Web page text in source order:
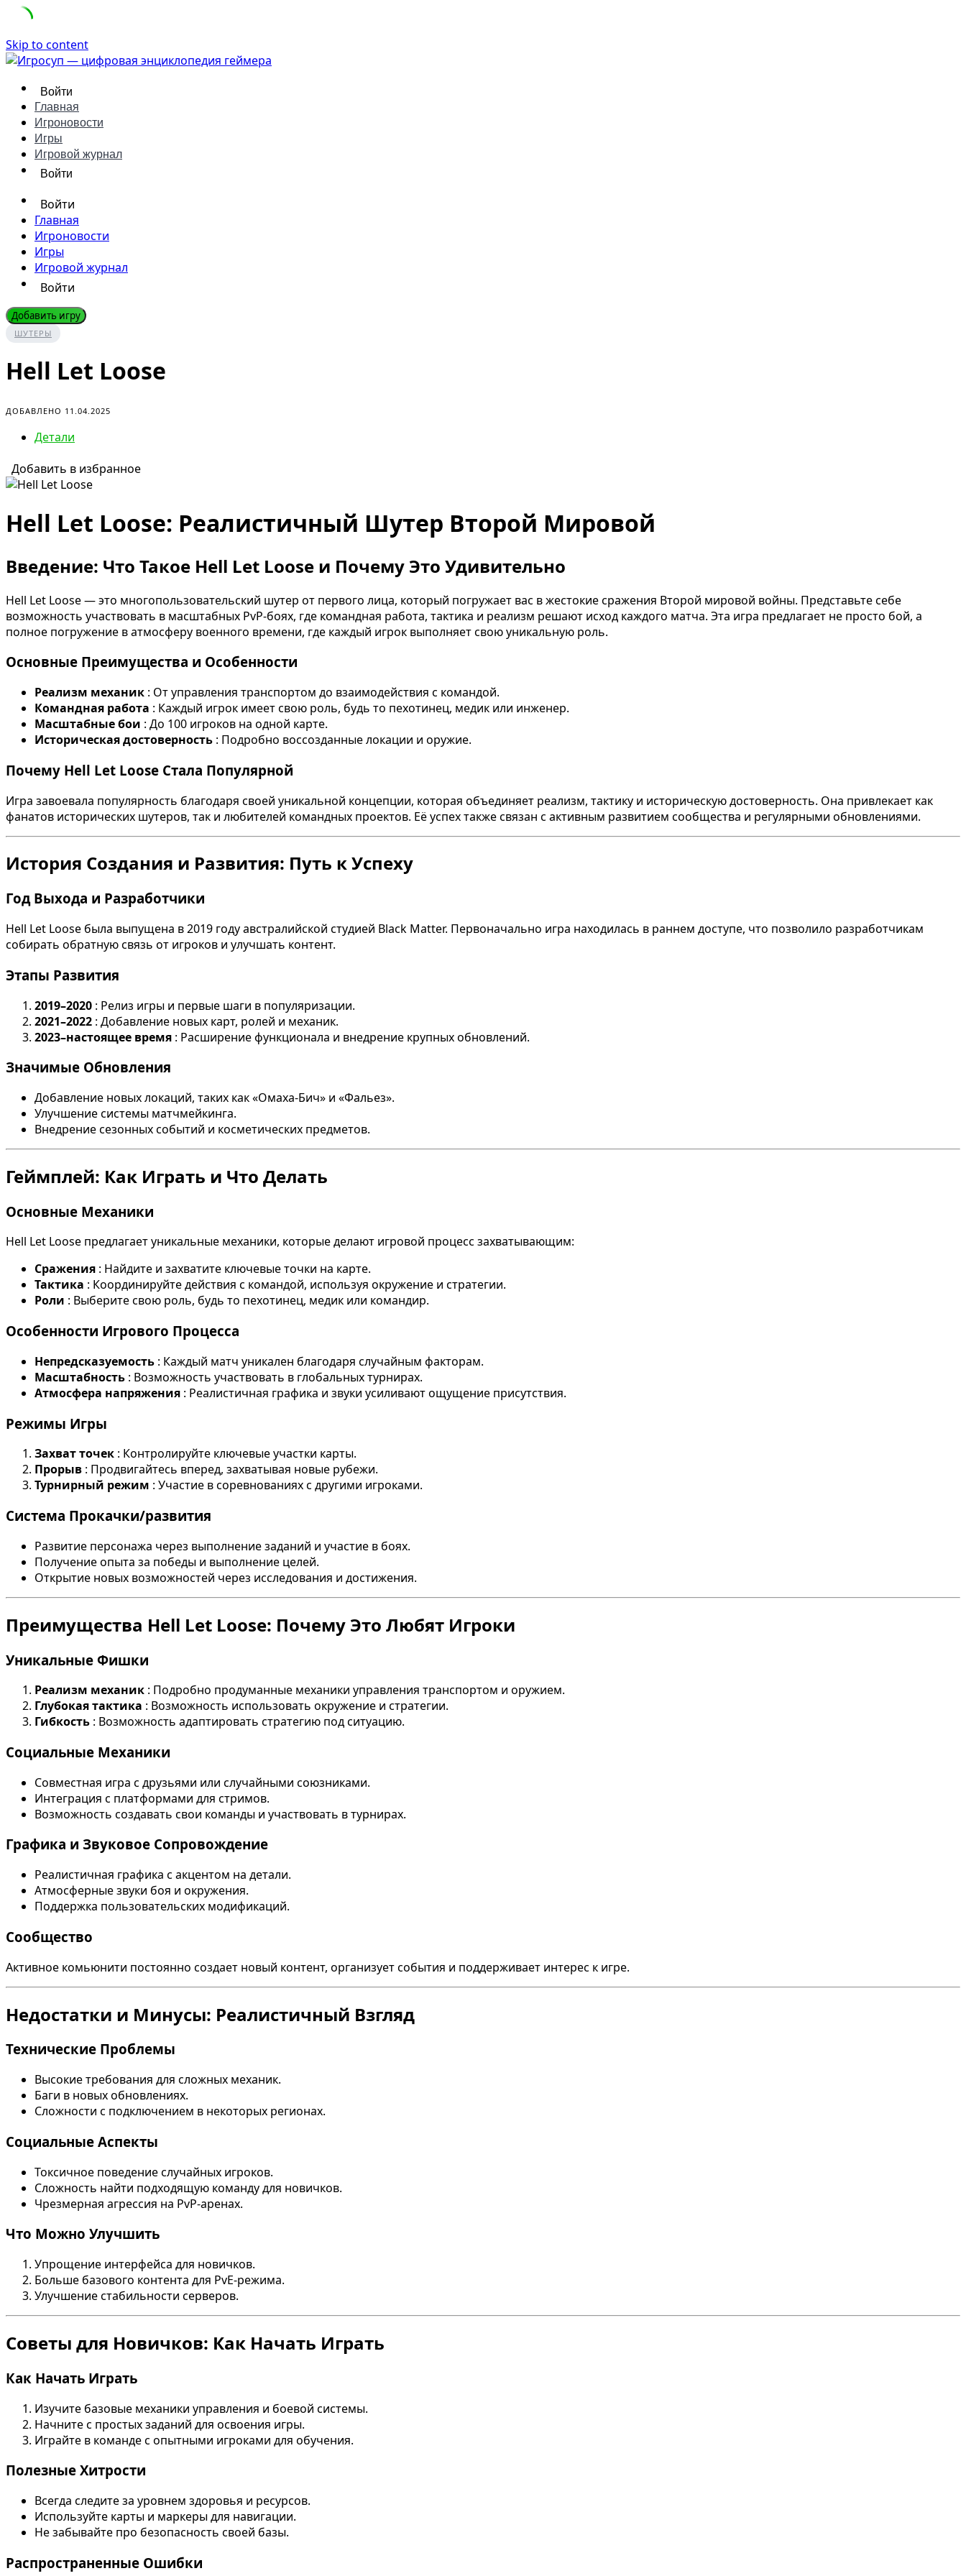
Skip to content
Войти
Главная
Игроновости
Игры
Игровой журнал
Войти
Войти
Главная
Игроновости
Игры
Игровой журнал
Войти
Добавить игру
ШУТЕРЫ
Hell Let Loose
ДОБАВЛЕНО 11.04.2025
Детали
Добавить в избранное
Hell Let Loose: Реалистичный Шутер Второй Мировой
Введение: Что Такое Hell Let Loose и Почему Это Удивительно
Hell Let Loose — это многопользовательский шутер от первого лица, который погружает вас в жестокие сражения Второй мировой войны. Представьте себе
возможность участвовать в масштабных PvP-боях, где командная работа, тактика и реализм решают исход каждого матча. Эта игра предлагает не просто бой, а
полное погружение в атмосферу военного времени, где каждый игрок выполняет свою уникальную роль.
Основные Преимущества и Особенности
Реализм механик : От управления транспортом до взаимодействия с командой.
Командная работа : Каждый игрок имеет свою роль, будь то пехотинец, медик или инженер.
Масштабные бои : До 100 игроков на одной карте.
Историческая достоверность : Подробно воссозданные локации и оружие.
Почему Hell Let Loose Стала Популярной
Игра завоевала популярность благодаря своей уникальной концепции, которая объединяет реализм, тактику и историческую достоверность. Она привлекает как
фанатов исторических шутеров, так и любителей командных проектов. Её успех также связан с активным развитием сообщества и регулярными обновлениями.
История Создания и Развития: Путь к Успеху
Год Выхода и Разработчики
Hell Let Loose была выпущена в 2019 году австралийской студией Black Matter. Первоначально игра находилась в раннем доступе, что позволило разработчикам
собирать обратную связь от игроков и улучшать контент.
Этапы Развития
2019–2020 : Релиз игры и первые шаги в популяризации.
2021–2022 : Добавление новых карт, ролей и механик.
2023–настоящее время : Расширение функционала и внедрение крупных обновлений.
Значимые Обновления
Добавление новых локаций, таких как «Омаха-Бич» и «Фальез».
Улучшение системы матчмейкинга.
Внедрение сезонных событий и косметических предметов.
Геймплей: Как Играть и Что Делать
Основные Механики
Hell Let Loose предлагает уникальные механики, которые делают игровой процесс захватывающим:
Сражения : Найдите и захватите ключевые точки на карте.
Тактика : Координируйте действия с командой, используя окружение и стратегии.
Роли : Выберите свою роль, будь то пехотинец, медик или командир.
Особенности Игрового Процесса
Непредсказуемость : Каждый матч уникален благодаря случайным факторам.
Масштабность : Возможность участвовать в глобальных турнирах.
Атмосфера напряжения : Реалистичная графика и звуки усиливают ощущение присутствия.
Режимы Игры
Захват точек : Контролируйте ключевые участки карты.
Прорыв : Продвигайтесь вперед, захватывая новые рубежи.
Турнирный режим : Участие в соревнованиях с другими игроками.
Система Прокачки/развития
Развитие персонажа через выполнение заданий и участие в боях.
Получение опыта за победы и выполнение целей.
Открытие новых возможностей через исследования и достижения.
Преимущества Hell Let Loose: Почему Это Любят Игроки
Уникальные Фишки
Реализм механик : Подробно продуманные механики управления транспортом и оружием.
Глубокая тактика : Возможность использовать окружение и стратегии.
Гибкость : Возможность адаптировать стратегию под ситуацию.
Социальные Механики
Совместная игра с друзьями или случайными союзниками.
Интеграция с платформами для стримов.
Возможность создавать свои команды и участвовать в турнирах.
Графика и Звуковое Сопровождение
Реалистичная графика с акцентом на детали.
Атмосферные звуки боя и окружения.
Поддержка пользовательских модификаций.
Сообщество
Активное комьюнити постоянно создает новый контент, организует события и поддерживает интерес к игре.
Недостатки и Минусы: Реалистичный Взгляд
Технические Проблемы
Высокие требования для сложных механик.
Баги в новых обновлениях.
Сложности с подключением в некоторых регионах.
Социальные Аспекты
Токсичное поведение случайных игроков.
Сложность найти подходящую команду для новичков.
Чрезмерная агрессия на PvP-аренах.
Что Можно Улучшить
Упрощение интерфейса для новичков.
Больше базового контента для PvE-режима.
Улучшение стабильности серверов.
Советы для Новичков: Как Начать Играть
Как Начать Играть
Изучите базовые механики управления и боевой системы.
Начните с простых заданий для освоения игры.
Играйте в команде с опытными игроками для обучения.
Полезные Хитрости
Всегда следите за уровнем здоровья и ресурсов.
Используйте карты и маркеры для навигации.
Не забывайте про безопасность своей базы.
Распространенные Ошибки